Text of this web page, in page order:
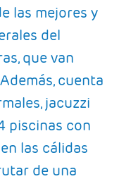
las mejores y
del
que van
cuenta
jacuzzi
piscinas con
las cálidas
de una